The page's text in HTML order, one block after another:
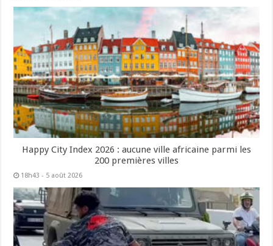
Happy City Index 2026 : aucune ville africaine parmi les
200 premières villes
18h43 - 5 août 2026